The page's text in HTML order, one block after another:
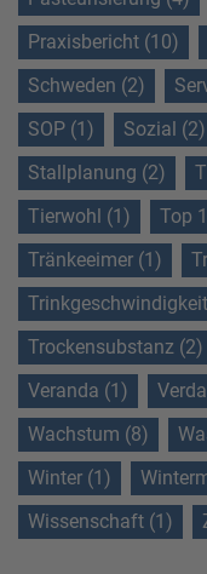
Praxisbericht (10)
Schweden (2)
SOP (1)
Sozial (2)
Stallplanung (2)
Tierwohl (1)
Top
Tränkeeimer (1)
Trockensubstanz (2)
Veranda (1)
Wachstum (8)
Winter (1)
Wissenschaft (1)